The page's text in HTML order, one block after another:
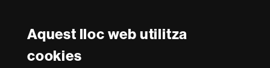
Aquest lloc web utilitza
cookies
-
Euraxess
Amb el finançament de